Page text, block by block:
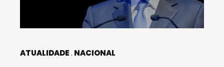
ATUALIDADE NACIONAL